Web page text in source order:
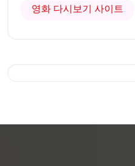
영화 다시보기 사이트